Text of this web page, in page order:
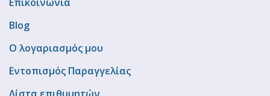
Blog
Ο λογαριασμός μου
Εντοπισμός Παραγγελίας